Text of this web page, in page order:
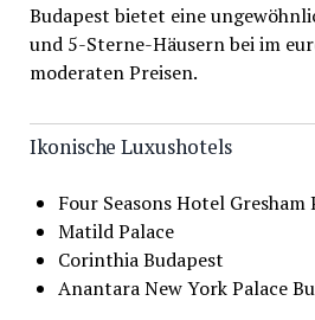
Budapest bietet eine
und 5-Sterne-Häusern bei im
moderaten Preisen.
Ikonische Luxushotels
Four Seasons Hotel Gresham
Matild Palace
Corinthia Budapest
Anantara New York Palace